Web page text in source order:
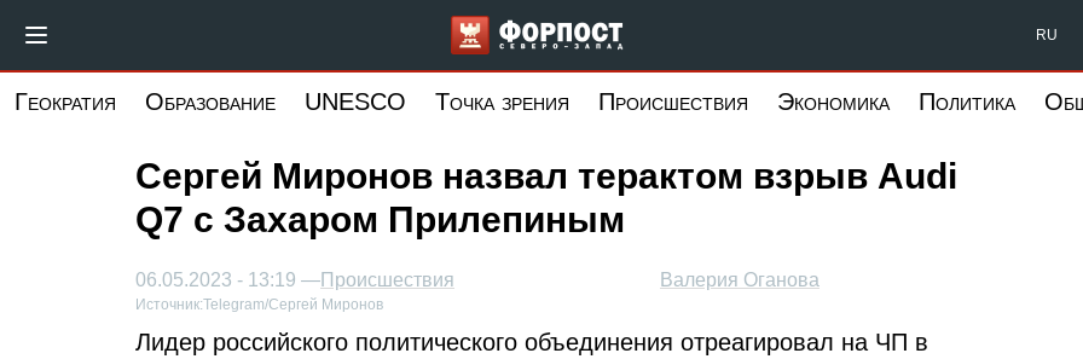
основному
Форпост Северо-Запад RU
Геократия Образование UNESCO Точка зрения Происшествия Экономика Политика
Сергей Миронов назвал терактом взрыв Audi
Q7 с Захаром Прилепиным
Валерия Оганова
06.05.2023 - 13:19 —Происшествия
Источник:Telegram/Сергей Миронов
Лидер российского политического объединения отреагировал на ЧП в